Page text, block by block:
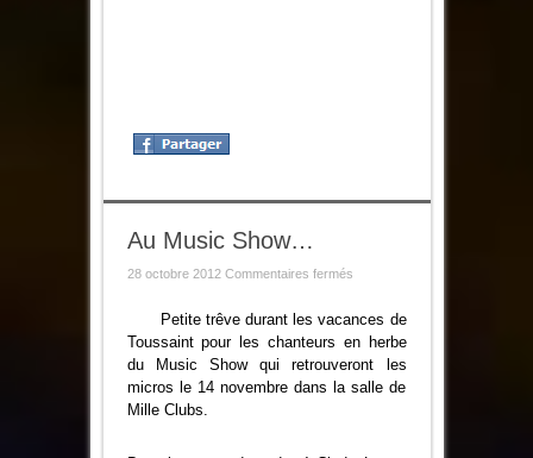
Au Music Show…
28 octobre 2012 Commentaires ferméssur
Show…
Petite trêve durant les vacances de
Toussaint pour les chanteurs en herbe
du Music Show qui retrouveront les
micros le 14 novembre dans la salle de
Mille Clubs.